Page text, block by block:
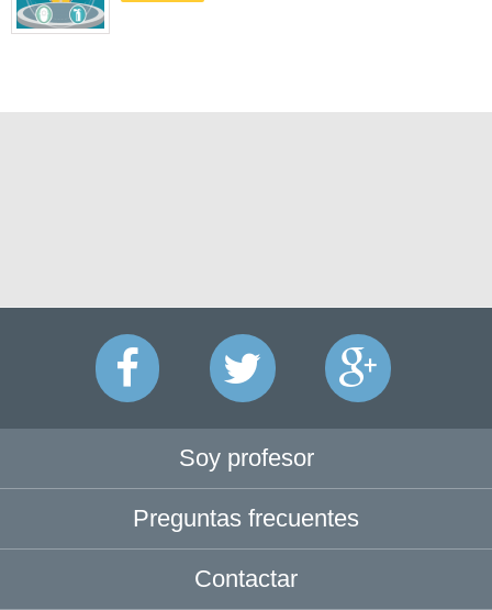
Soy profesor
Preguntas frecuentes
Contactar